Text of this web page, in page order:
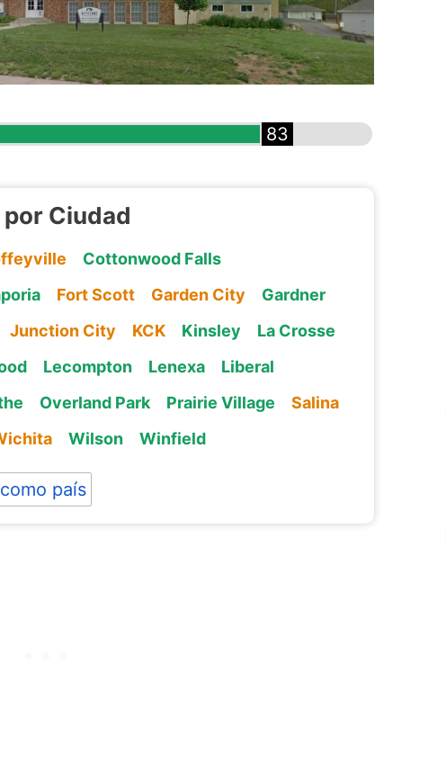
83
Ciudad
Cottonwood Falls
Fort Scott Garden City
Gardner
Junction City KCK Kinsley
La Crosse
Lecompton Lenexa
Liberal
Overland Park Prairie Village
Salina
Wilson Winfield
país